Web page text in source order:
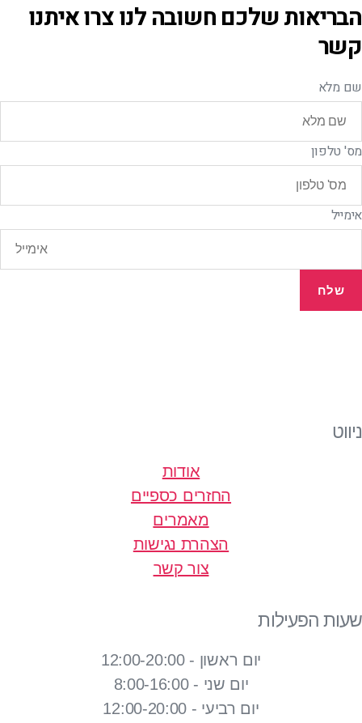
הבריאות שלכם חשובה לנו צרו איתנו
קשר
שם מלא
מס' טלפון
אימייל
שלח
ניווט
אודות
החזרים כספיים
מאמרים
הצהרת נגישות
צור קשר
שעות הפעילות
יום ראשון - 12:00-20:00
יום שני - 8:00-16:00
יום רביעי - 12:00-20:00